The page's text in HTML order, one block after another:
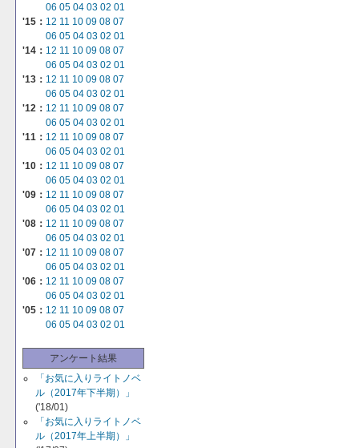
06 05 04 03 02 01
'15： 12 11 10 09 08 07
06 05 04 03 02 01
'14： 12 11 10 09 08 07
06 05 04 03 02 01
'13： 12 11 10 09 08 07
06 05 04 03 02 01
'12： 12 11 10 09 08 07
06 05 04 03 02 01
'11： 12 11 10 09 08 07
06 05 04 03 02 01
'10： 12 11 10 09 08 07
06 05 04 03 02 01
'09： 12 11 10 09 08 07
06 05 04 03 02 01
'08： 12 11 10 09 08 07
06 05 04 03 02 01
'07： 12 11 10 09 08 07
06 05 04 03 02 01
'06： 12 11 10 09 08 07
06 05 04 03 02 01
'05： 12 11 10 09 08 07
06 05 04 03 02 01
アンケート結果
「お気に入りライトノベ
ル（2017年下半期）」
('18/01)
「お気に入りライトノベ
ル（2017年上半期）」